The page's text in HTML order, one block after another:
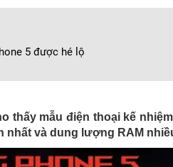
5 được hé lộ
thấy mẫu điện thoại kế nhiệm
nhất và dung lượng RAM